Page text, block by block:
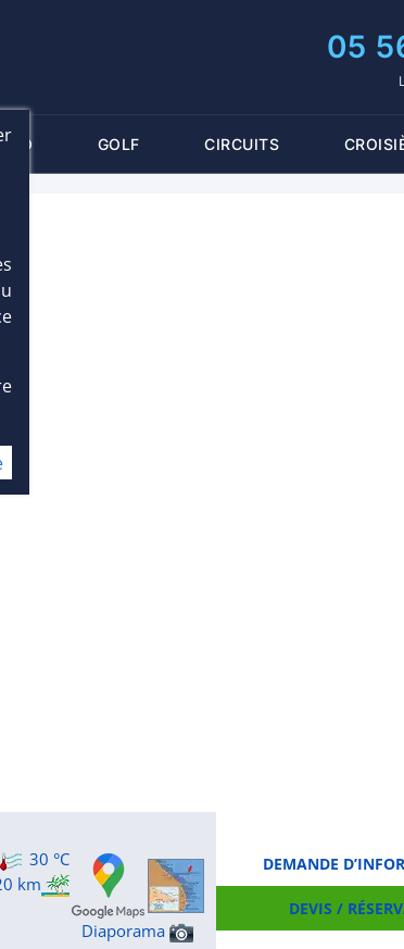
05
GOLF CIRCUITS
DEMANDE
DEVIS /
30 °C
km
Diaporama